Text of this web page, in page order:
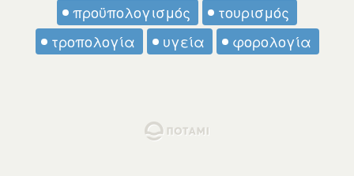
προϋπολογισμός
τουρισμός
τροπολογία
υγεία φορολογία